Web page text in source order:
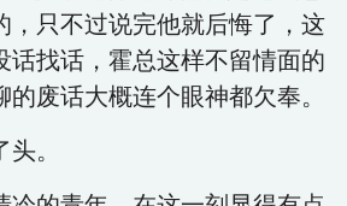
，只不过说完他就后悔了，这
话找话，霍总这样不留情面的
废话大概连个眼神都欠奉。
。